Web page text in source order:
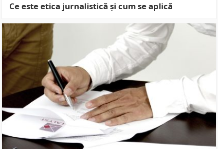
Ce este etica jurnalistică și cum se aplică